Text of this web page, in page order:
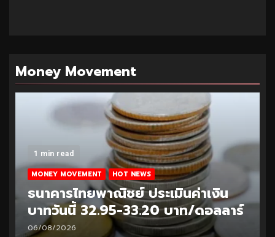
Money Movement
1 min read
MONEY MOVEMENT HOT NEWS
ธนาคารไทยพาณิชย์ ประเมินค่าเงิน
บาทวันนี้ 32.95-33.20 บาท/ดอลลาร์
06/08/2026